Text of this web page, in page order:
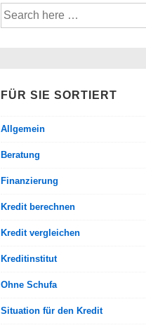
Suche
nach:
FÜR SIE SORTIERT
Allgemein
Beratung
Finanzierung
Kredit berechnen
Kredit vergleichen
Kreditinstitut
Ohne Schufa
Situation für den Kredit